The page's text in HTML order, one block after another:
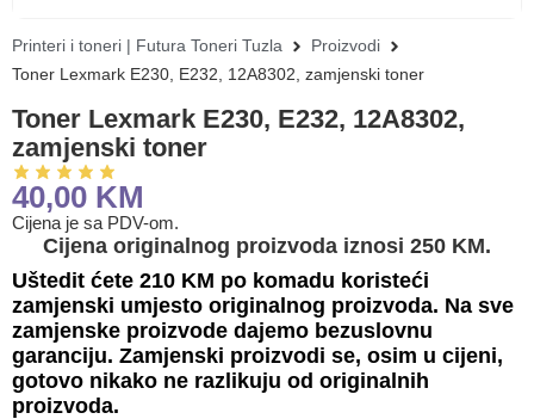
Printeri i toneri | Futura Toneri Tuzla
Proizvodi
Toner Lexmark E230, E232, 12A8302, zamjenski toner
Toner Lexmark E230, E232, 12A8302,
zamjenski toner
40,00 KM
Cijena je sa PDV-om.
Cijena originalnog proizvoda iznosi 250 KM.
Uštedit ćete 210 KM po komadu koristeći
zamjenski umjesto originalnog proizvoda. Na sve
zamjenske proizvode dajemo bezuslovnu
garanciju. Zamjenski proizvodi se, osim u cijeni,
gotovo nikako ne razlikuju od originalnih
proizvoda.